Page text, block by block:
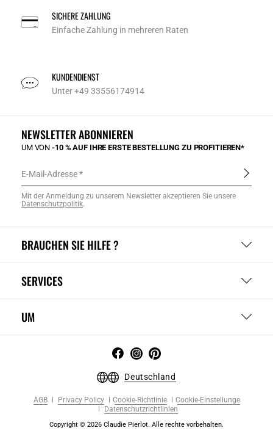
SICHERE ZAHLUNG
Einfache Zahlung in mehreren Raten
KUNDENDIENST
Unter +49 33556174914
BRAUCHEN SIE HILFE ?
SERVICES
UM
NEWSLETTER ABONNIEREN
UM VON-10 % AUF IHRE ERSTE BESTELLUNG ZU PROFITIEREN*
E-Mail-Adresse
Mit der Anmeldung zu unserem Newsletter akzeptieren Sie unsere
Datenschutzpolitik.
Deutschland
AGB Privacy Policy Cookie-Richtlinie
Cookie-Einstellunge
Datenschutzrichtlinien
Copyright © 2026 Claudie Pierlot. Alle rechte vorbehalten.